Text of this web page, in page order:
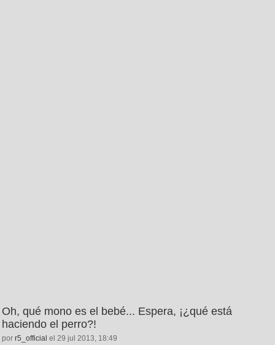
Oh, qué mono es el bebé... Espera, ¡¿qué está
haciendo el perro?!
por r5_official el 29 jul 2013, 18:49